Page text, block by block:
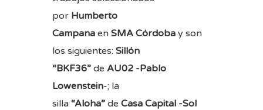
por Humberto
Campana en SMA Córdoba y son
los siguientes: Sillón
“BKF36” de AU02 -Pablo
Lowenstein-; la
silla “Aloha” de Casa Capital -Sol